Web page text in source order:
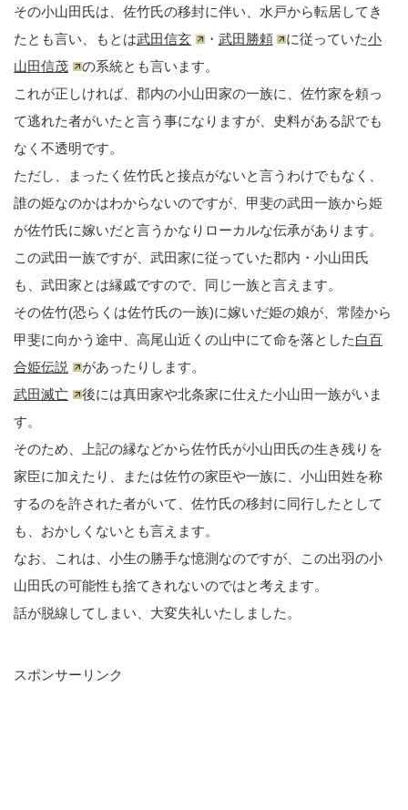
その小山田氏は、佐竹氏の移封に伴い、水戸から転居してき
たとも言い、もとは武田信玄 ・ 武田勝頼 に従っていた小
山田信茂
の系統とも言います。
これが正しければ、郡内の小山田家の一族に、佐竹家を頼っ
て逃れた者がいたと言う事になりますが、史料がある訳でも
なく不透明です。
ただし、まったく佐竹氏と接点がないと言うわけでもなく、
誰の姫なのかはわからないのですが、甲斐の武田一族から姫
が佐竹氏に嫁いだと言うかなりローカルな伝承があります。
この武田一族ですが、武田家に従っていた郡内・小山田氏
も、武田家とは縁戚ですので、同じ一族と言えます。
その佐竹(恐らくは佐竹氏の一族)に嫁いだ姫の娘が、常陸から
甲斐に向かう途中、高尾山近くの山中にて命を落とした白百
合姫伝説
があったりします。
武田滅亡
後には真田家や北条家に仕えた小山田一族がいま
す。
そのため、上記の縁などから佐竹氏が小山田氏の生き残りを
家臣に加えたり、または佐竹の家臣や一族に、小山田姓を称
するのを許された者がいて、佐竹氏の移封に同行したとして
も、おかしくないとも言えます。
なお、これは、小生の勝手な憶測なのですが、この出羽の小
山田氏の可能性も捨てきれないのではと考えます。
話が脱線してしまい、大変失礼いたしました。
スポンサーリンク